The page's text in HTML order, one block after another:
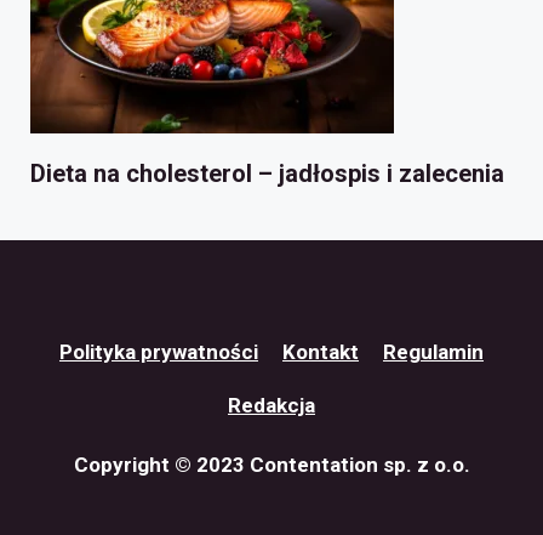
Dieta na cholesterol – jadłospis i zalecenia
Polityka prywatności Kontakt Regulamin
Redakcja
Copyright © 2023 Contentation sp. z o.o.